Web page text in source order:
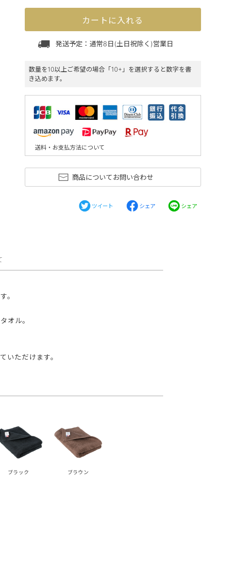
カートに入れる
発送予定：通常8日(土日祝除く)営業日
数量を10以上ご希望の場合「10+」を選択すると数字を書
き込めます。
送料・お支払方法について
商品についてお問い合わせ
ツイート シェア シェア
。
オル。
いただけます。
ブラック ブラウン